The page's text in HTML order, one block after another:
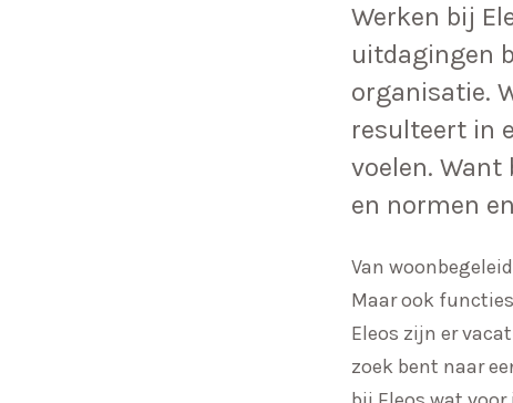
Werken bij
uitdagingen
organisatie.
resulteert in
voelen.
en normen
Van
Maar ook
Eleos zijn er
zoek bent naar